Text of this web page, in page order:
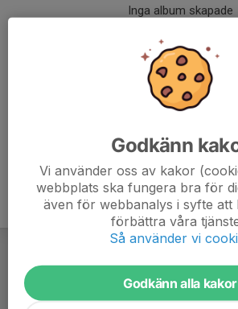
Inga album skapade
Godkänn
Vi använder oss av kakor
webbplats ska fungera bra för
även för webbanalys i syfte att
förbättra våra
Så använder vi
Godkänn alla kakor